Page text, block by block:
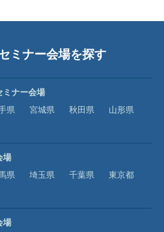
ミナー会場を探す
ミナー会場
県 宮城県 秋田県
山形県
場
県 埼玉県 千葉県
東京都
場